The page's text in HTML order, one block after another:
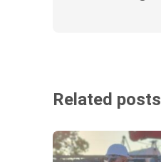
Related posts